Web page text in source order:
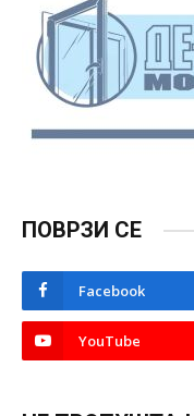
ПОВРЗИ СЕ
Facebook
YouTube